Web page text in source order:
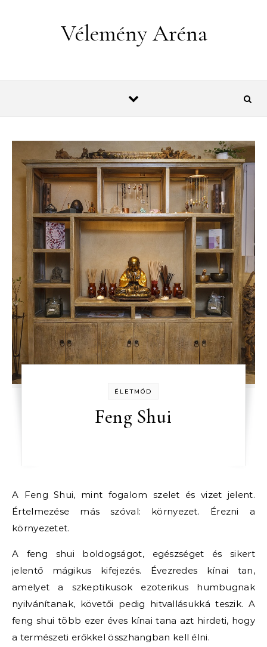
Vélemény Aréna
ÉLETMÓD
Feng Shui
A Feng Shui, mint fogalom szelet és vizet jelent.
Értelmezése más szóval: környezet. Érezni a
környezetet.
A feng shui boldogságot, egészséget és sikert
jelentő mágikus kifejezés. Évezredes kínai tan,
amelyet a szkeptikusok ezoterikus humbugnak
nyilvánítanak, követői pedig hitvallásukká teszik. A
feng shui több ezer éves kínai tana azt hirdeti, hogy
a természeti erőkkel összhangban kell élni.